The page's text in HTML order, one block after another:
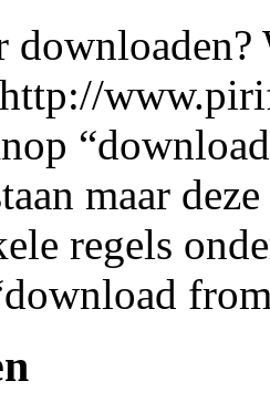
maar
regels